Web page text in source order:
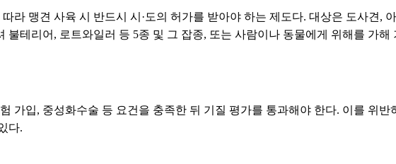
라 맹견 사육 시 반드시 시·도의 허가를 받아야 하는 제도다. 대상은 도사견,
불테리어, 로트와일러 등 5종 및 그 잡종, 또는 사람이나 동물에게 위해를 가해
가입, 중성화수술 등 요건을 충족한 뒤 기질 평가를 통과해야 한다. 이를 위반
다.